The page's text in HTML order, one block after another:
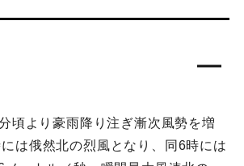
頃より豪雨降り注ぎ漸次風勢を増
は俄然北の烈風となり、同6時には